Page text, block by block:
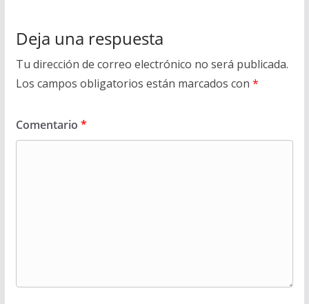
Deja una respuesta
Tu dirección de correo electrónico no será publicada.
Los campos obligatorios están marcados con *
Comentario *